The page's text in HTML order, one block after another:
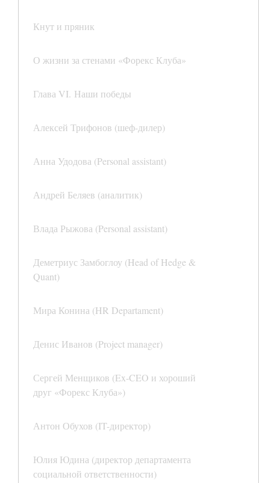
Кнут и пряник
О жизни за стенами «Форекс Клуба»
Глава VI. Наши победы
Алексей Трифонов (шеф-дилер)
Анна Удодова (Personal assistant)
Андрей Беляев (аналитик)
Влада Рыжова (Personal assistant)
Деметриус Замбоглоу (Head of Hedge &
Quant)
Мира Конина (HR Departament)
Денис Иванов (Project manager)
Сергей Менщиков (Ex-CEO и хороший
друг «Форекс Клуба»)
Антон Обухов (IT-директор)
Юлия Юдина (директор департамента
социальной ответственности)